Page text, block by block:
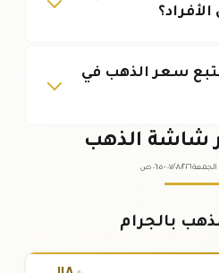
سعر الذهب في
شاشة الذهب
الجمعة ٠٧ /٠٨/٢٠٢٦ - ٠٦:٠٥ ص
بالجرام